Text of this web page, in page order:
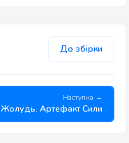
До збірки
Наступна →
Жолудь. Артефакт Сили